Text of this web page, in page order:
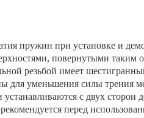
пружин при установке и
повернутыми таким
резьбой имеет
для уменьшения силы трения
с двух
перед